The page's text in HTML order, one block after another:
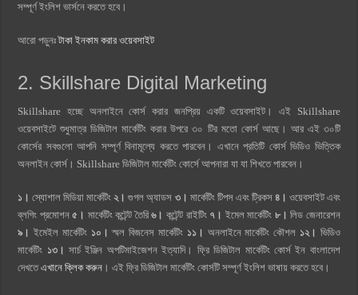
সম্পূর্ণ ইংলিশ ভার্সনে করতে হবে।
আরো পড়ুনঃটাকা ইনকাম করার ওয়েবসাইট
2. Skillshare Digital Marketing
Skillshare হচ্ছে অনলাইনে কোর্স করার জনপ্রিয় একটি ওয়েবসাইট। এই Skillshare
ওয়েবসাইটে শুধুমাত্র ডিজিটাল মার্কেটিং করার উপরে ৩০ টির মতো কোর্স আছে। আর এই ৩০টি
কোর্সের সবগুলো আপনি সম্পূর্ণ বিনামূল্যে করতে পারবেন। এখানে প্রতিটি কোর্স ভিডিও ভিত্তিক
অনলাইন কোর্স। Skillshare ডিজিটাল মার্কেটিং কোর্সে আপনারা যা যা শিখতে পারবেন।
১। স্যোশাল মিডিয়া মার্কেটিং২। গুগল অ্যাডস ৩। মার্কেটিং টিপস এবং ট্রিকস ৪। ওয়েবসাইট এবং
ব্লগিং প্রমোশন৫। মার্কেটিং কন্টেন্ট তৈরি৬। কন্টেন্ট রাইটিং ৭। ইমেল মার্কেটিং ৮।লিড জেনারেশন
৯। ইমেইল মার্কেটিং ১০। স্মল বিজনেস মার্কেটিং ১১। অনলাইনে মার্কেটিং কৌশল ১২। ভিডিও
মার্কেটিং ১৩। সার্চ ইঞ্জিন অপটিমাইজেশন ইত্যাদি। ফ্রি ডিজিটাল মার্কেটিং কোর্স ইন বাংলাদেশ
দেখতেএখানে ক্লিক করুন । এই ফ্রি ডিজিটাল মার্কেটিং কোর্সটি সম্পূর্ণ ইংলিশ ভাষায় করতে হবে।